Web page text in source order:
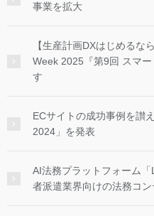
事業を拡大
【生産計画DXはじめるな
Week 2025『第9回 スマ
す
ECサイトの成功事例を讃
2024」を発表
AI法務プラットフォーム
者派遣業界向けの法務コン